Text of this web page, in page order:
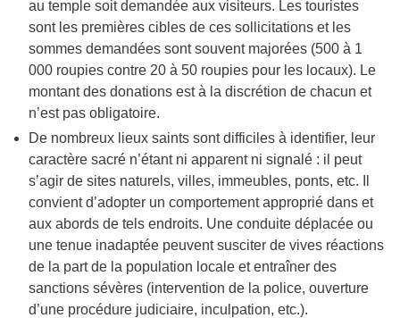
au temple soit demandée aux visiteurs. Les touristes
sont les premières cibles de ces sollicitations et les
sommes demandées sont souvent majorées (500 à 1
000 roupies contre 20 à 50 roupies pour les locaux). Le
montant des donations est à la discrétion de chacun et
n’est pas obligatoire.
De nombreux lieux saints sont difficiles à identifier, leur
caractère sacré n’étant ni apparent ni signalé : il peut
s’agir de sites naturels, villes, immeubles, ponts, etc. Il
convient d’adopter un comportement approprié dans et
aux abords de tels endroits. Une conduite déplacée ou
une tenue inadaptée peuvent susciter de vives réactions
de la part de la population locale et entraîner des
sanctions sévères (intervention de la police, ouverture
d’une procédure judiciaire, inculpation, etc.).